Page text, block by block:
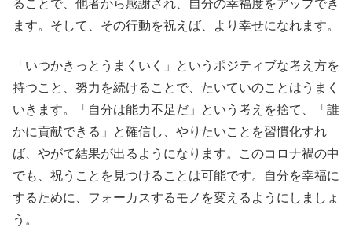
ることで、他者から感謝され、自分の幸福度をアップでき
ます。そして、その行動を祝えば、より幸せになれます。
「いつかきっとうまくいく」というポジティブな考え方を
持つこと、努力を続けることで、たいていのことはうまく
いきます。「自分は能力不足だ」という考えを捨て、「誰
かに貢献できる」と確信し、やりたいことを習慣化すれ
ば、やがて結果が出るようになります。このコロナ禍の中
でも、祝うことを見つけることは可能です。自分を幸福に
するために、フォーカスするモノを変えるようにしましょ
う。